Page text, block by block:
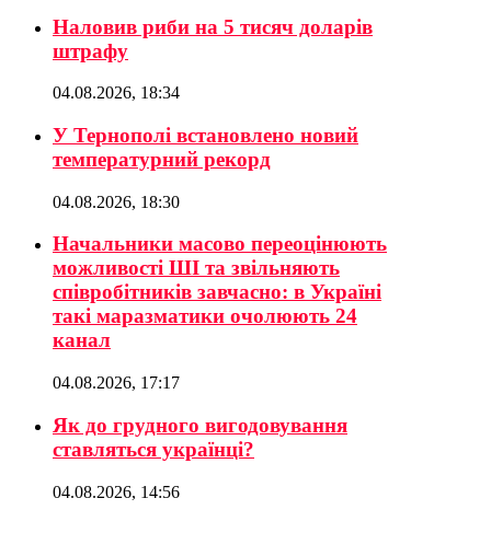
Наловив риби на 5 тисяч доларів
штрафу
04.08.2026, 18:34
У Тернополі встановлено новий
температурний рекорд
04.08.2026, 18:30
Начальники масово переоцінюють
можливості ШІ та звільняють
співробітників завчасно: в Україні
такі маразматики очолюють 24
канал
04.08.2026, 17:17
Як до грудного вигодовування
ставляться українці?
04.08.2026, 14:56